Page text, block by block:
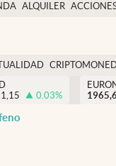
ALQUILER
USA
1,15 0.03%